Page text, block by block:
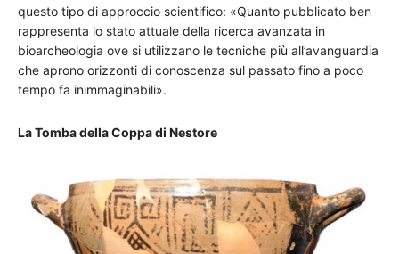
questo tipo di approccio scientifico: «Quanto pubblicato ben
rappresenta lo stato attuale della ricerca avanzata in
bioarcheologia ove si utilizzano le tecniche più all’avanguardia
che aprono orizzonti di conoscenza sul passato fino a poco
tempo fa inimmaginabili».
La Tomba della Coppa di Nestore